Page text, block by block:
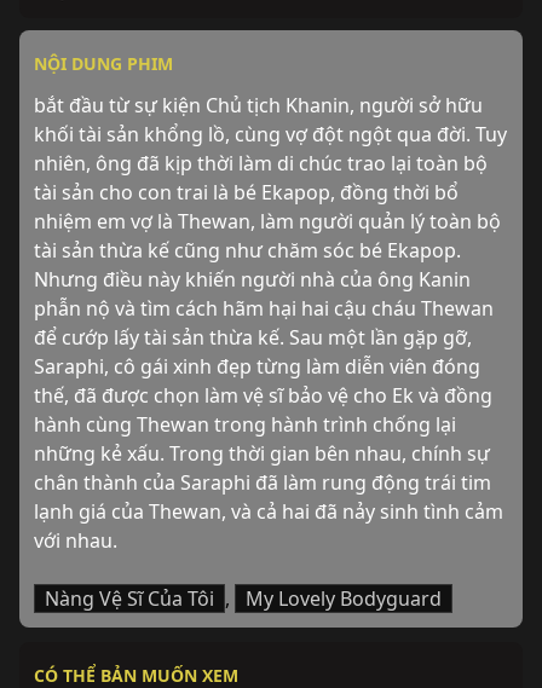
NỘI DUNG PHIM
bắt đầu từ sự kiện Chủ tịch Khanin, người sở hữu
khối tài sản khổng lồ, cùng vợ đột ngột qua đời. Tuy
nhiên, ông đã kịp thời làm di chúc trao lại toàn bộ
tài sản cho con trai là bé Ekapop, đồng thời bổ
nhiệm em vợ là Thewan, làm người quản lý toàn bộ
tài sản thừa kế cũng như chăm sóc bé Ekapop.
Nhưng điều này khiến người nhà của ông Kanin
phẫn nộ và tìm cách hãm hại hai cậu cháu Thewan
để cướp lấy tài sản thừa kế. Sau một lần gặp gỡ,
Saraphi, cô gái xinh đẹp từng làm diễn viên đóng
thế, đã được chọn làm vệ sĩ bảo vệ cho Ek và đồng
hành cùng Thewan trong hành trình chống lại
những kẻ xấu. Trong thời gian bên nhau, chính sự
chân thành của Saraphi đã làm rung động trái tim
lạnh giá của Thewan, và cả hai đã nảy sinh tình cảm
với nhau.
Nàng Vệ Sĩ Của Tôi , My Lovely Bodyguard
CÓ THỂ BẢN MUỐN XEM